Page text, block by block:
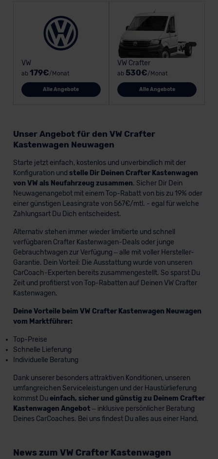
VW
ab 179€/Monat
Alle Angebote
VW Crafter
ab 530€/Monat
Alle Angebote
Unser Angebot für den VW Crafter
Kastenwagen Neuwagen
Starte jetzt einfach, kostenlos und unverbindlich mit der
Konfiguration und stelle Dir Deinen Crafter Kastenwagen
von VW als Neufahrzeug zusammen. Sicher Dir Dein
Neuwagenangebot mit einem Top-Rabatt von bis zu 19% oder
einer günstigen Leasingrate von 567€/mtl. - egal für welche
Zahlungsart Du Dich entscheidest.
Alternativ stehen immer wieder limitierte und schnell
verfügbaren Crafter Kastenwagen-Deals oder junge
Gebrauchtwagen zur Verfügung – alle mit voller Hersteller-
Garantie. Dein Vorteil: Die Ausstattung wurde von unseren
CarCoach-Experten bereits zusammengestellt. So sparst Du
Zeit und profitierst von Top-Rabatten auf Deinen VW Crafter
Kastenwagen.
Deine Vorteile beim VW Crafter Kastenwagen Neuwagen
vom Marktführer:
Top-Preise
Schnelle Lieferung
Individuelle Beratung
Dank unserer besonders attraktiven Konditionen, unseren
umfangreichen Serviceleistungen und der Haustürlieferung
kommst Du einfach, sicher und günstig zu Deinem Crafter
Kastenwagen Angebot – inklusive persönlicher Beratung
Deines CarCoaches. Bei uns findest Du alles aus einer Hand.
News zum VW Crafter Kastenwagen